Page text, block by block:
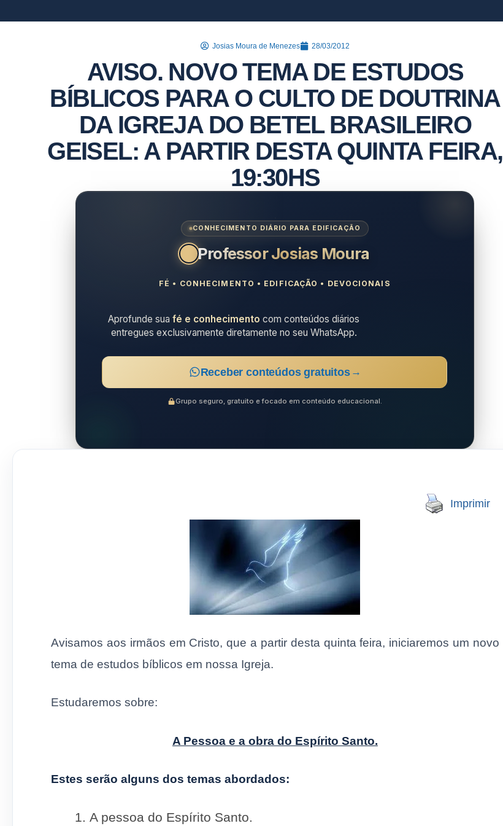
Josias Moura de Menezes 28/03/2012
AVISO. NOVO TEMA DE ESTUDOS
BÍBLICOS PARA O CULTO DE DOUTRINA
DA IGREJA DO BETEL BRASILEIRO
GEISEL: A PARTIR DESTA QUINTA FEIRA,
19:30HS
CONHECIMENTO DIÁRIO PARA EDIFICAÇÃO
Professor Josias Moura
FÉ • CONHECIMENTO • EDIFICAÇÃO • DEVOCIONAIS
Aprofunde suafé e conhecimento com conteúdos diários
entregues exclusivamente diretamente no seu WhatsApp.
Receber conteúdos gratuitos →
Grupo seguro, gratuito e focado em conteúdo educacional.
Imprimir
Avisamos aos irmãos em Cristo, que a partir desta quinta feira, iniciaremos um novo
tema de estudos bíblicos em nossa Igreja.
Estudaremos sobre:
A Pessoa e a obra do Espírito Santo.
Estes serão alguns dos temas abordados:
A pessoa do Espírito Santo.